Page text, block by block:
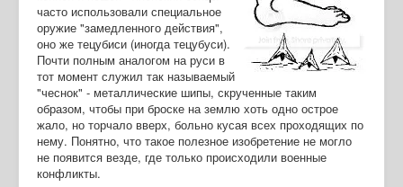
часто использовали специальное
оружие "замедленного действия",
оно же тецубиси (иногда тецубуси).
Почти полным аналогом на руси в
тот момент служил так называемый
"чеснок" - металлические шипы, скрученные таким
образом, чтобы при броске на землю хоть одно острое
жало, но торчало вверх, больно кусая всех проходящих по
нему. Понятно, что такое полезное изобретение не могло
не появится везде, где только происходили военные
конфликты.